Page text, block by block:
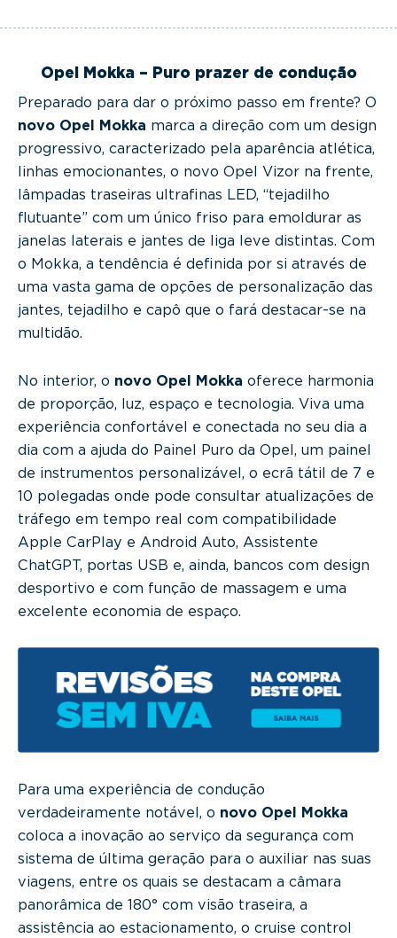
Opel Mokka – Puro prazer de condução
Preparado para dar o próximo passo em frente? O
novo Opel Mokka marca a direção com um design
progressivo, caracterizado pela aparência atlética,
linhas emocionantes, o novo Opel Vizor na frente,
lâmpadas traseiras ultrafinas LED, “tejadilho
flutuante” com um único friso para emoldurar as
janelas laterais e jantes de liga leve distintas. Com
o Mokka, a tendência é definida por si através de
uma vasta gama de opções de personalização das
jantes, tejadilho e capô que o fará destacar-se na
multidão.
No interior, o novo Opel Mokka oferece harmonia
de proporção, luz, espaço e tecnologia. Viva uma
experiência confortável e conectada no seu dia a
dia com a ajuda do Painel Puro da Opel, um painel
de instrumentos personalizável, o ecrã tátil de 7 e
10 polegadas onde pode consultar atualizações de
tráfego em tempo real com compatibilidade
Apple CarPlay e Android Auto, Assistente
ChatGPT, portas USB e, ainda, bancos com design
desportivo e com função de massagem e uma
excelente economia de espaço.
Para uma experiência de condução
verdadeiramente notável, o novo Opel Mokka
coloca a inovação ao serviço da segurança com
sistema de última geração para o auxiliar nas suas
viagens, entre os quais se destacam a câmara
panorâmica de 180° com visão traseira, a
assistência ao estacionamento, o cruise control